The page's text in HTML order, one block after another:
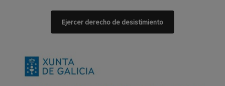
Ejercer derecho de desistimiento